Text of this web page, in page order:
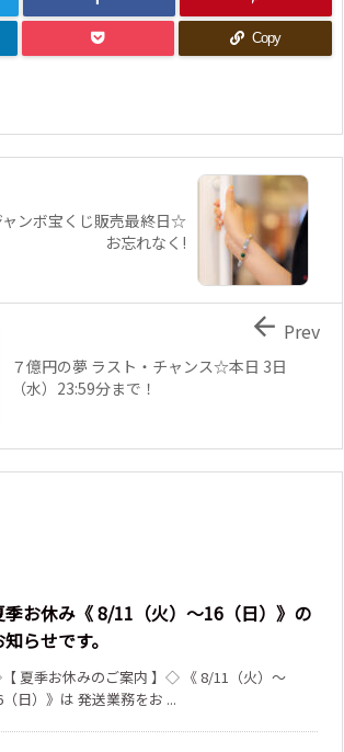
Copy
ンボ宝くじ販売最終日☆
お忘れなく!
７億円の夢 ラスト・チャンス☆本日 3日
（水）23:59分まで！
 Prev
季お休み《 8/11（火）～16（日）》の
知らせです。
夏季お休みのご案内 】◇ 《 8/11（火）～
（日）》は 発送業務をお ...